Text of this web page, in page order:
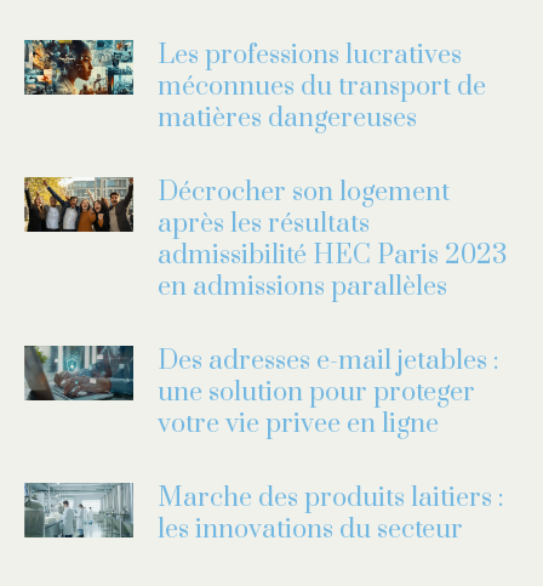
Les professions lucratives
méconnues du transport de
matières dangereuses
Décrocher son logement
après les résultats
admissibilité HEC Paris 2023
en admissions parallèles
Des adresses e-mail jetables :
une solution pour proteger
votre vie privee en ligne
Marche des produits laitiers :
les innovations du secteur